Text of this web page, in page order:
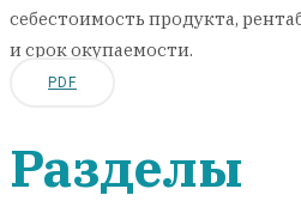
себестоимость продукта,
и срок окупаемости.
PDF
Разделы